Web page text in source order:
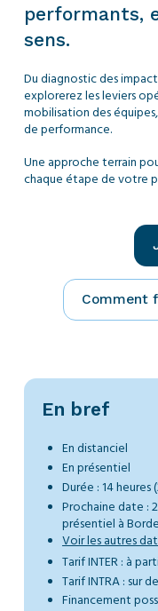
performants,
sens.
Du diagnostic des
explorerez les leviers
mobilisation des
de performance.
Une approche terrain
chaque étape de votre
Comment
En bref
En distanciel
En présentiel
Durée : 14 heures
Prochaine date :
présentiel à
Voir les autres
Tarif INTER : à
Tarif INTRA : sur
Financement